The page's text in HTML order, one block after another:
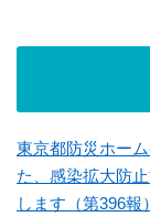
東京都防災ホー
た、感染拡大防
します（第396報